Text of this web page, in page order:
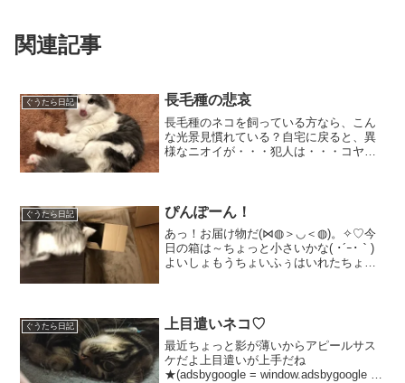
関連記事
ぐうたら日記 長毛種の悲哀
長毛種のネコを飼っている方なら、こん
な光景見慣れている？自宅に戻ると、異
様なニオイが・・・犯人は・・・コヤツ
を洗われ、貧相になります。...
ぐうたら日記 ぴんぽーん！
あっ！お届け物だ(⋈◍＞◡＜◍)。✧♡今
日の箱は～ちょっと小さいかな( ･´ｰ･｀)
よいしょもうちょいふぅはいれたちょっ
い画像かも(...
ぐうたら日記 上目遣いネコ♡
最近ちょっと影が薄いからアピールサス
ケだよ上目遣いが上手だね
★(adsbygoogle = window.adsbygoogle ||